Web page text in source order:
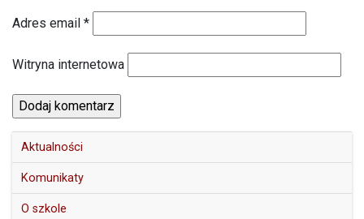
Adres email *
Witryna internetowa
Aktualności
Komunikaty
O szkole